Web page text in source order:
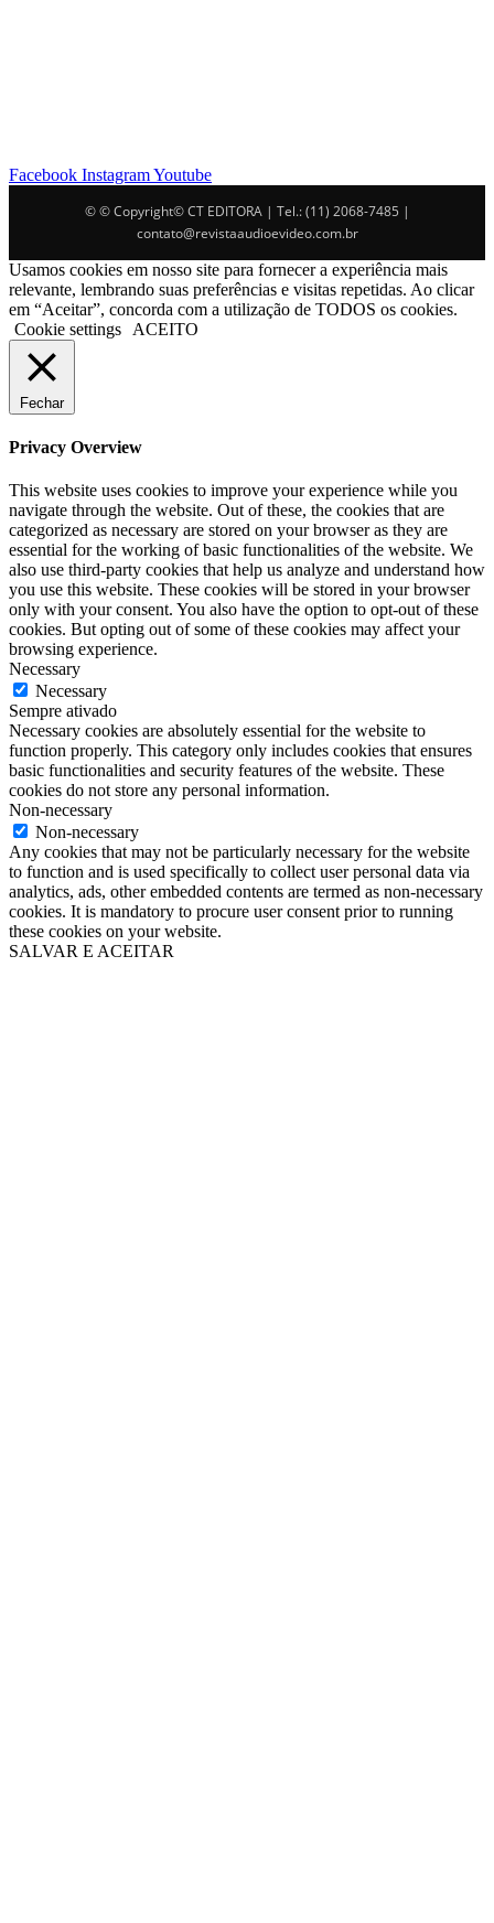
Facebook InstagramYoutube
© © Copyright© CT EDITORA | Tel.: (11) 2068-7485 |
contato@revistaaudioevideo.com.br
Usamos cookies em nosso site para fornecer a experiência mais
relevante, lembrando suas preferências e visitas repetidas. Ao clicar
em “Aceitar”, concorda com a utilização de TODOS os cookies.
Cookie settings
ACEITO
Fechar
Privacy Overview
This website uses cookies to improve your experience while you
navigate through the website. Out of these, the cookies that are
categorized as necessary are stored on your browser as they are
essential for the working of basic functionalities of the website. We
also use third-party cookies that help us analyze and understand how
you use this website. These cookies will be stored in your browser
only with your consent. You also have the option to opt-out of these
cookies. But opting out of some of these cookies may affect your
browsing experience.
Necessary
Necessary
Sempre ativado
Necessary cookies are absolutely essential for the website to
function properly. This category only includes cookies that ensures
basic functionalities and security features of the website. These
cookies do not store any personal information.
Non-necessary
Non-necessary
Any cookies that may not be particularly necessary for the website
to function and is used specifically to collect user personal data via
analytics, ads, other embedded contents are termed as non-necessary
cookies. It is mandatory to procure user consent prior to running
these cookies on your website.
SALVAR E ACEITAR